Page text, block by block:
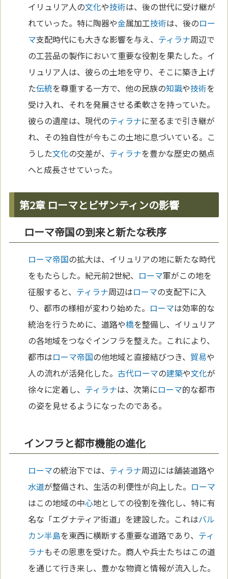
イリュリア人の文化や技術は、後の世代に受け継が
れていった。特に陶器や金属加工技術は、後のロー
マ支配時代にも大きな影響を与え、 ティラナ周辺で
の工芸品の製作において重要な役割を果たした。イ
リュリア人は、彼らの土地を守り、そこに築き上げ
た伝統を尊重する一方で、他の民族の知識や技術を
受け入れ、それを発展させる柔軟さを持っていた。
彼らの遺産は、現代のティラナに至るまで引き継が
れ、その独自性が今もこの土地に息づいている。こ
うした文化の交差が、 ティラナを豊かな歴史の拠点
へと成長させていった。
第2章 ローマとビザンティンの影響
ローマ帝国の到来と新たな秩序
ローマ帝国の拡大は、イリュリアの地に新たな時代
をもたらした。紀元前2世紀、 ローマ軍がこの地を
征服すると、 ティラナ周辺はローマの支配下に入
り、都市の様相が変わり始めた。 ローマは効率的な
統治を行うために、道路や橋を整備し、イリュリア
の各地域をつなぐインフラを整えた。これにより、
都市はローマ帝国の他地域と直接結びつき、貿易や
人の流れが活発化した。古代ローマの建築や文化が
徐々に定着し、 ティラナは、次第にローマ的な都市
の姿を見せるようになったのである。
インフラと都市機能の進化
ローマの統治下では、 ティラナ周辺には舗装道路や
水道が整備され、生活の利便性が向上した。 ローマ
はこの地域の中心地としての役割を強化し、特に有
名な「エグナティア街道」を建設した。これはバル
カン半島を東西に横断する重要な道路であり、 ティ
ラナもその恩恵を受けた。商人や兵士たちはこの道
を通じて行き来し、豊かな物資と情報が流入した。